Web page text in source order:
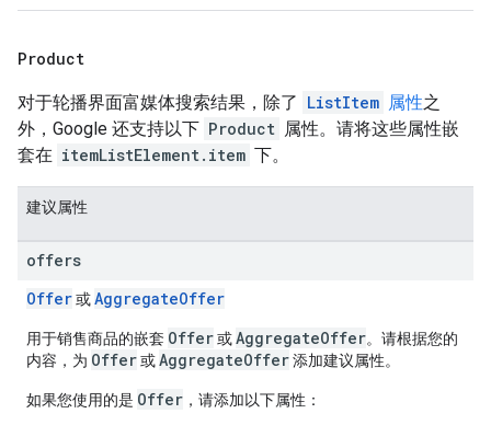
Product
对于轮播界面富媒体搜索结果，除了 ListItem 属性之
外，Google 还支持以下 Product 属性。请将这些属性嵌
套在 itemListElement.item 下。
建议属性
offers
Offer或AggregateOffer
用于销售商品的嵌套 Offer或AggregateOffer。请根据您的
内容，为 Offer或AggregateOffer添加建议属性。
如果您使用的是 Offer ，请添加以下属性：